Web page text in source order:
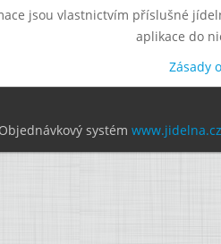
jsou vlastnictvím příslušné
aplikace do
Zásady
Objednávkový systém www.jidelna.cz